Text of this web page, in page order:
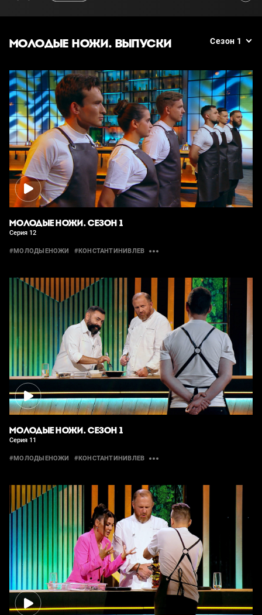
МОЛОДЫЕ НОЖИ. ВЫПУСКИ Сезон 1
МОЛОДЫЕ НОЖИ. СЕЗОН 1
Серия 12
#МОЛОДЫЕНОЖИ #КОНСТАНТИНИВЛЕВ
МОЛОДЫЕ НОЖИ. СЕЗОН 1
Серия 11
#МОЛОДЫЕНОЖИ #КОНСТАНТИНИВЛЕВ